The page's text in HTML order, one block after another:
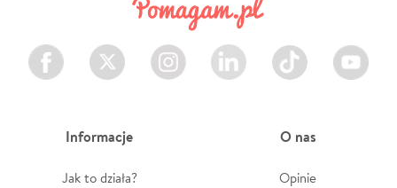
Facebook Twitter Instagram LinkedIn TikTok Youtube
Informacje
Jak to działa?
O nas
Opinie